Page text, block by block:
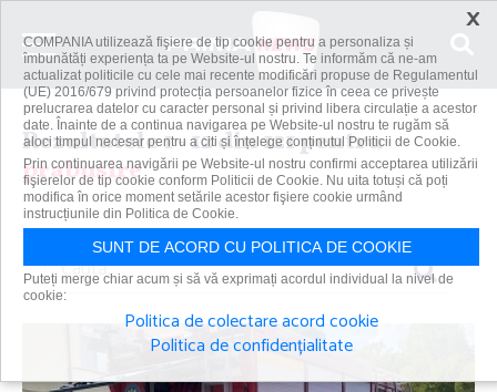
Rezultatele 1 - 12 din 121 pentru
prabusire
Caută
×
COMPANIA utilizează fişiere de tip cookie pentru a personaliza și
îmbunătăți experiența ta pe Website-ul nostru. Te informăm că ne-am
actualizat politicile cu cele mai recente modificări propuse de Regulamentul
(UE) 2016/679 privind protecția persoanelor fizice în ceea ce privește
prelucrarea datelor cu caracter personal și privind libera circulație a acestor
date. Înainte de a continua navigarea pe Website-ul nostru te rugăm să
aloci timpul necesar pentru a citi și înțelege conținutul Politicii de Cookie.
Prin continuarea navigării pe Website-ul nostru confirmi acceptarea utilizării
fişierelor de tip cookie conform Politicii de Cookie. Nu uita totuși că poți
modifica în orice moment setările acestor fişiere cookie urmând
instrucțiunile din Politica de Cookie.
SUNT DE ACORD CU POLITICA DE COOKIE
Puteți merge chiar acum și să vă exprimați acordul individual la nivel de
cookie:
Politica de colectare acord cookie
Politica de confidențialitate